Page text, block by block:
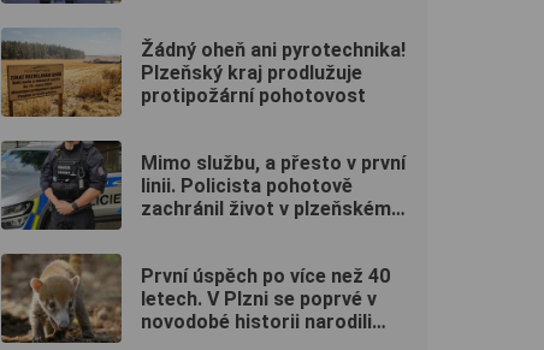
Žádný oheň ani pyrotechnika!
Plzeňský kraj prodlužuje
protipožární pohotovost
Mimo službu, a přesto v první
linii. Policista pohotově
zachránil život v plzeňském
První úspěch po více než 40
letech. V Plzni se poprvé v
novodobé historii narodili